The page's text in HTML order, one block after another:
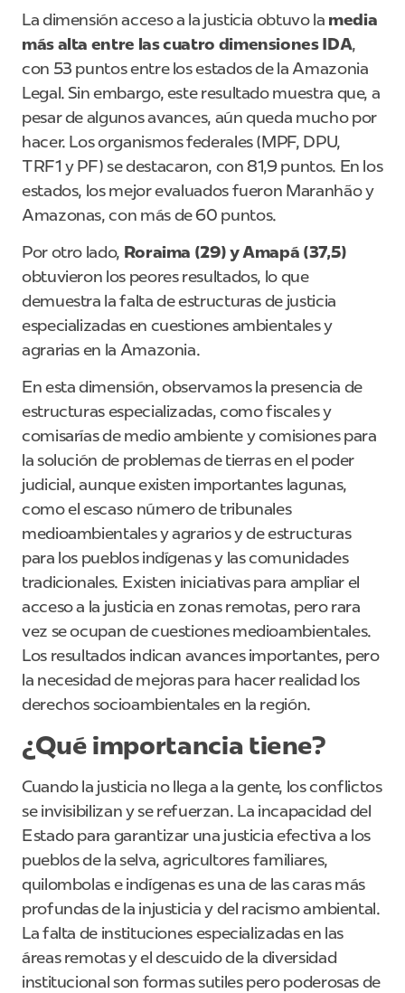
La dimensión acceso a la justicia obtuvo la media
más alta entre las cuatro dimensiones IDA,
con 53 puntos entre los estados de la Amazonia
Legal. Sin embargo, este resultado muestra que, a
pesar de algunos avances, aún queda mucho por
hacer. Los organismos federales (MPF, DPU,
TRF1 y PF) se destacaron, con 81,9 puntos. En los
estados, los mejor evaluados fueron Maranhão y
Amazonas, con más de 60 puntos.
Por otro lado, Roraima (29) y Amapá (37,5)
obtuvieron los peores resultados, lo que
demuestra la falta de estructuras de justicia
especializadas en cuestiones ambientales y
agrarias en la Amazonia.
En esta dimensión, observamos la presencia de
estructuras especializadas, como fiscales y
comisarías de medio ambiente y comisiones para
la solución de problemas de tierras en el poder
judicial, aunque existen importantes lagunas,
como el escaso número de tribunales
medioambientales y agrarios y de estructuras
para los pueblos indígenas y las comunidades
tradicionales. Existen iniciativas para ampliar el
acceso a la justicia en zonas remotas, pero rara
vez se ocupan de cuestiones medioambientales.
Los resultados indican avances importantes, pero
la necesidad de mejoras para hacer realidad los
derechos socioambientales en la región.
¿Qué importancia tiene?
Cuando la justicia no llega a la gente, los conflictos
se invisibilizan y se refuerzan. La incapacidad del
Estado para garantizar una justicia efectiva a los
pueblos de la selva, agricultores familiares,
quilombolas e indígenas es una de las caras más
profundas de la injusticia y del racismo ambiental.
La falta de instituciones especializadas en las
áreas remotas y el descuido de la diversidad
institucional son formas sutiles pero poderosas de